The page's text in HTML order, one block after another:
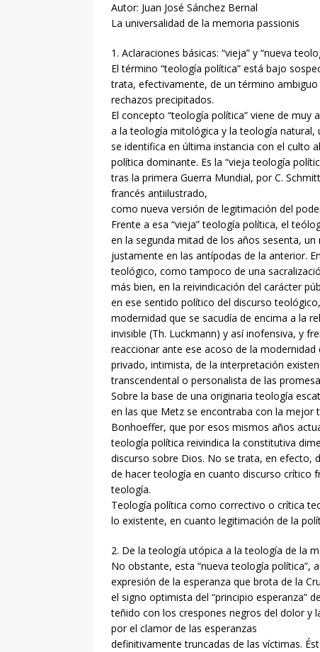
Autor: Juan José Sánchez Bernal
La universalidad de la memoria passionis
1. Aclaraciones básicas: “vieja” y “nueva
El término “teología política” está bajo
trata, efectivamente, de un término
rechazos precipitados.
El concepto “teología política” viene de
a la teología mitológica y la teología natural,
se identifica en última instancia con el culto
política dominante. Es la “vieja teología
tras la primera Guerra Mundial, por C.
francés antiilustrado,
como nueva versión de legitimación del
Frente a esa “vieja” teología política, el
en la segunda mitad de los años sesenta,
justamente en las antípodas de la anterior.
teológico, como tampoco de una
más bien, en la reivindicación del carácter
en ese sentido político del discurso
modernidad que se sacudía de encima a la
invisible (Th. Luckmann) y así inofensiva, y
reaccionar ante ese acoso de la
privado, intimista, de la interpretación
transcendental o personalista de las
Sobre la base de una originaria teología
en las que Metz se encontraba con la
Bonhoeffer, que por esos mismos años
teología política reivindica la constitutiva
discurso sobre Dios. No se trata, en efecto,
de hacer teología en cuanto discurso crítico
teología.
Teología política como correctivo o crítica
lo existente, en cuanto legitimación de la
2. De la teología utópica a la teología de la
No obstante, esta “nueva teología política”,
expresión de la esperanza que brota de la
el signo optimista del “principio esperanza”
teñido con los crespones negros del dolor y
por el clamor de las esperanzas
definitivamente truncadas de las víctimas.